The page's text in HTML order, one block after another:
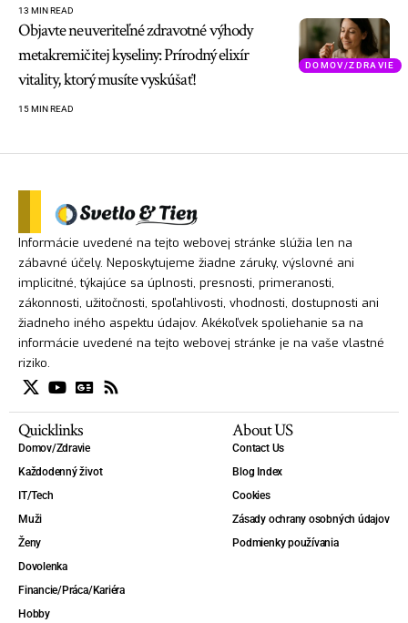
13 MIN READ
DOMOV/ZDRAVIE
Objavte neuveriteľné zdravotné výhody
metakremičitej kyseliny: Prírodný elixír
vitality, ktorý musíte vyskúšať!
15 MIN READ
Informácie uvedené na tejto webovej stránke slúžia len na
zábavné účely. Neposkytujeme žiadne záruky, výslovné ani
implicitné, týkajúce sa úplnosti, presnosti, primeranosti,
zákonnosti, užitočnosti, spoľahlivosti, vhodnosti, dostupnosti ani
žiadneho iného aspektu údajov. Akékoľvek spoliehanie sa na
informácie uvedené na tejto webovej stránke je na vaše vlastné
riziko.
Quicklinks
Domov/Zdravie
Každodenný život
IT/Tech
Muži
Ženy
Dovolenka
Financie/Práca/Kariéra
Hobby
About US
Contact Us
Blog Index
Cookies
Zásady ochrany osobných údajov
Podmienky používania